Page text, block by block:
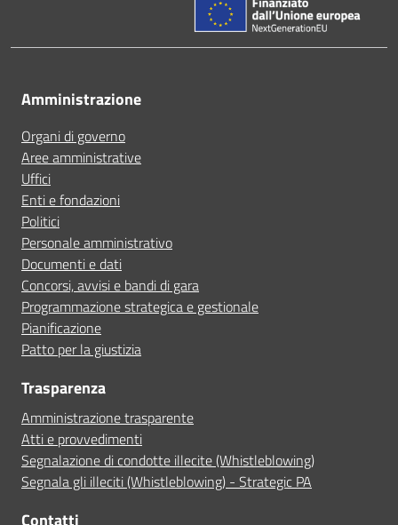
Amministrazione
Organi di governo
Aree amministrative
Uffici
Enti e fondazioni
Politici
Personale amministrativo
Documenti e dati
Concorsi, avvisi e bandi di gara
Programmazione strategica e gestionale
Pianificazione
Patto per la giustizia
Trasparenza
Amministrazione trasparente
Atti e provvedimenti
Segnalazione di condotte illecite (Whistleblowing)
Segnala gli illeciti (Whistleblowing) - Strategic PA